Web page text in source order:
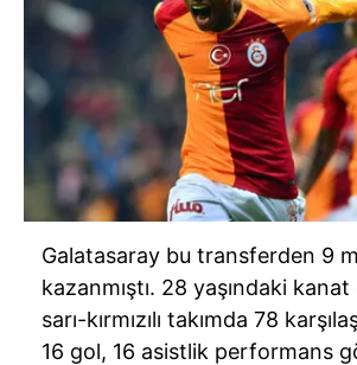
Galatasaray bu transferden 9
kazanmıştı. 28 yaşındaki
sarı-kırmızılı takımda 78
16 gol, 16 asistlik performans